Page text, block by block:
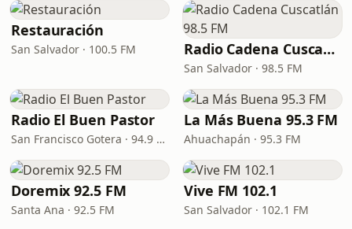
Restauración
San Salvador · 100.5 FM Radio Cadena Cuscatlán 98.5 FM
San Salvador · 98.5 FM
Radio El Buen Pastor
San Francisco Gotera · 94.9 FM
La Más Buena 95.3 FM
Ahuachapán · 95.3 FM
Doremix 92.5 FM
Santa Ana · 92.5 FM
Vive FM 102.1
San Salvador · 102.1 FM